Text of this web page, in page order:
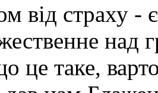
від страху -
над
це таке,